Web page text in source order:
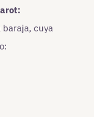
baraja, cuya